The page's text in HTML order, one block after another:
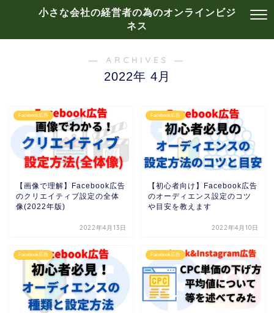
小さな会社の経営者の為のオンラインビジ
ネス
― ARCHIVES ―
2022年 4月
Facebook広告
【画像で理解】Facebook広告
のクリエイティブ設定の全体
像(2022年版)
2022年4月13日
Facebook広告
【初心者向け】Facebook広告
のオーディエンス設定のコツ
や目安を教えます
2022年4月10日
Facebook広告 Facebook広告